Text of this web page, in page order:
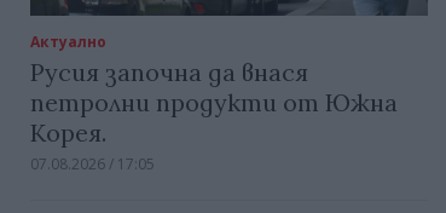
Актуално
Русия започна да внася
петролни продукти от Южна
Корея.
07.08.2026 / 17:05